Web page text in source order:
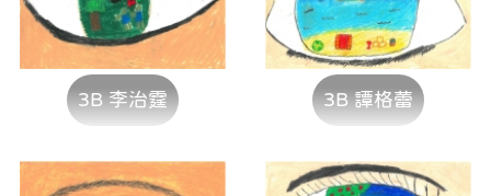
3B 李治霆 3B 譚格蕾